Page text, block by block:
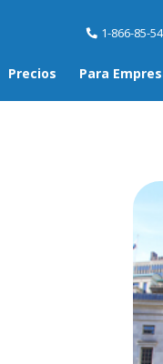
1-866-85-
Precios Para